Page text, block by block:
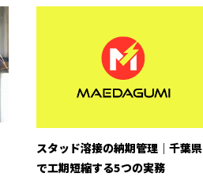
スタッド溶接の納期管理｜千葉県
で工期短縮する5つの実務